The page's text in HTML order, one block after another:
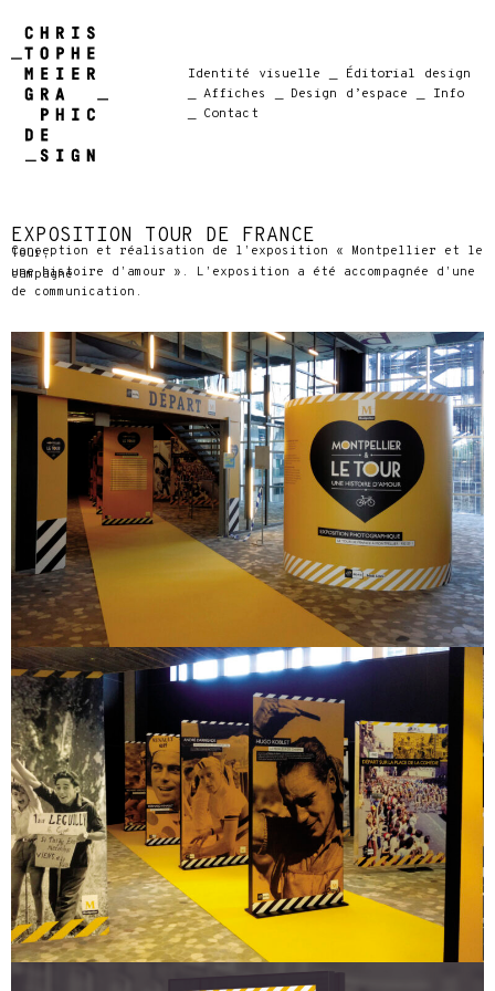
Identité visuelle
_ Éditorial design
_ Affiches
_ Design d’espace
_ Info
_ Contact
EXPOSITION TOUR DE FRANCE
Conception et réalisation de l’exposition « Montpellier et le Tour,
une histoire d’amour ». L’exposition a été accompagnée d’une campagne
de communication.